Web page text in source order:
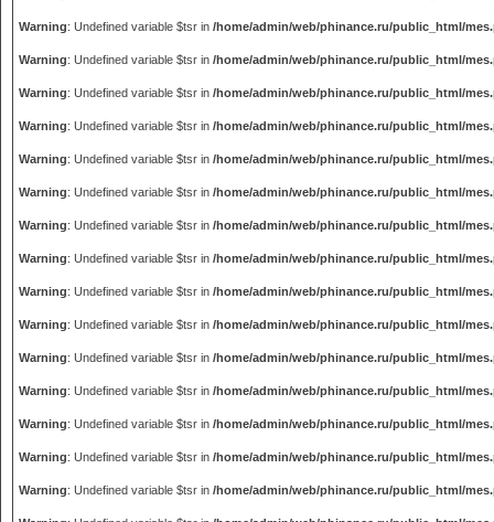
Warning: Undefined variable $tsr in /home/admin/web/phinance.ru/public_html/
Warning: Undefined variable $tsr in /home/admin/web/phinance.ru/public_html/
Warning: Undefined variable $tsr in /home/admin/web/phinance.ru/public_html/
Warning: Undefined variable $tsr in /home/admin/web/phinance.ru/public_html/
Warning: Undefined variable $tsr in /home/admin/web/phinance.ru/public_html/
Warning: Undefined variable $tsr in /home/admin/web/phinance.ru/public_html/
Warning: Undefined variable $tsr in /home/admin/web/phinance.ru/public_html/
Warning: Undefined variable $tsr in /home/admin/web/phinance.ru/public_html/
Warning: Undefined variable $tsr in /home/admin/web/phinance.ru/public_html/
Warning: Undefined variable $tsr in /home/admin/web/phinance.ru/public_html/
Warning: Undefined variable $tsr in /home/admin/web/phinance.ru/public_html/
Warning: Undefined variable $tsr in /home/admin/web/phinance.ru/public_html/
Warning: Undefined variable $tsr in /home/admin/web/phinance.ru/public_html/
Warning: Undefined variable $tsr in /home/admin/web/phinance.ru/public_html/
Warning: Undefined variable $tsr in /home/admin/web/phinance.ru/public_html/